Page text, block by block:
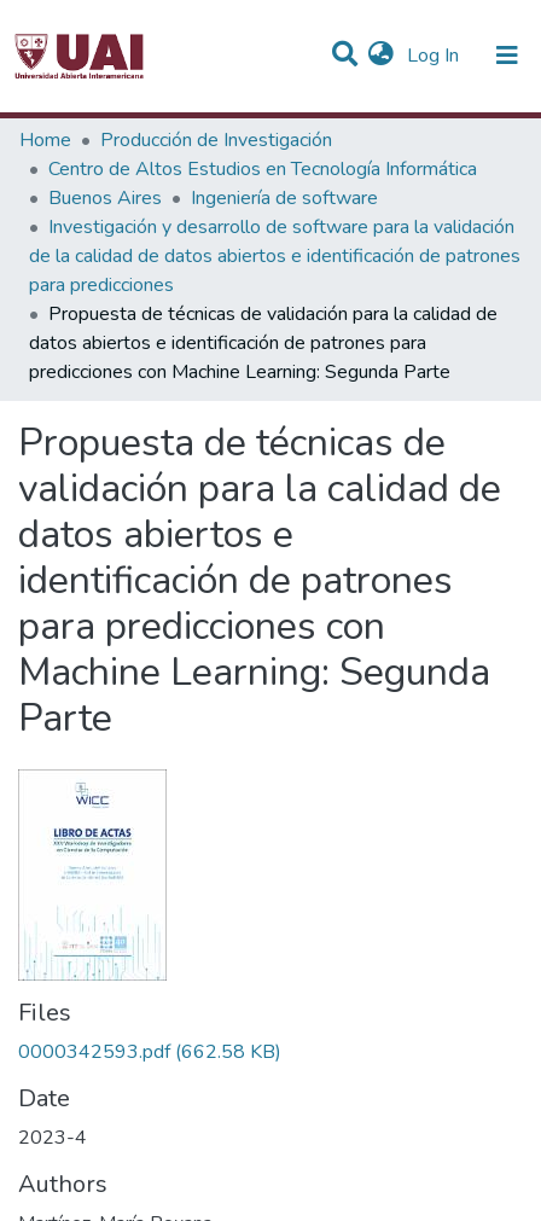
Log In (current)
Statistics
Communities & Collections
All of DSpace
Home
Producción de Investigación
Centro de Altos Estudios en Tecnología Informática
Buenos Aires
Ingeniería de software
Investigación y desarrollo de software para la validación
de la calidad de datos abiertos e identificación de patrones
para predicciones
Propuesta de técnicas de validación para la calidad de
datos abiertos e identificación de patrones para
predicciones con Machine Learning: Segunda Parte
Propuesta de técnicas de
validación para la calidad de
datos abiertos e
identificación de patrones
para predicciones con
Machine Learning: Segunda
Parte
Files
0000342593.pdf (662.58 KB)
Date
2023-4
Authors